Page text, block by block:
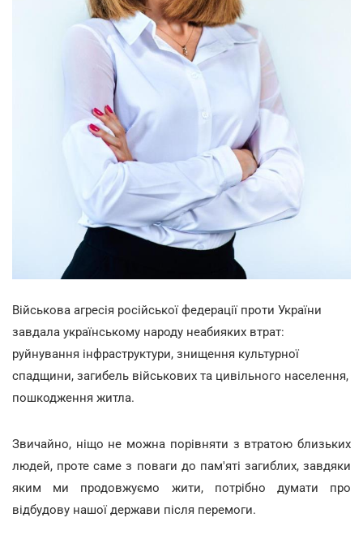
Військова агресія російської федерації проти України
завдала українському народу неабияких втрат:
руйнування інфраструктури, знищення культурної
спадщини, загибель військових та цивільного населення,
пошкодження житла.
Звичайно, ніщо не можна порівняти з втратою близьких
людей, проте саме з поваги до пам'яті загиблих, завдяки
яким ми продовжуємо жити, потрібно думати про
відбудову нашої держави після перемоги.